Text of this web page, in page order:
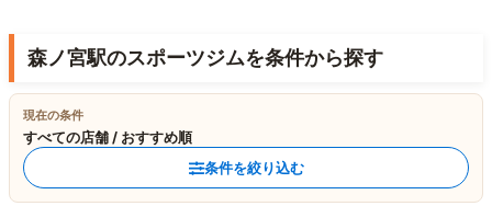
森ノ宮駅のスポーツジムを条件から探す
現在の条件
すべての店舗 / おすすめ順
条件を絞り込む